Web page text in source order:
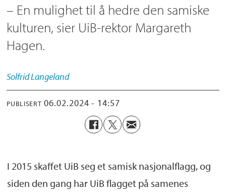
– En mulighet til å hedre den samiske
kulturen, sier UiB-rektor Margareth
Hagen.
SolfridLangeland
PUBLISERT 06.02.2024 - 14:57
I 2015 skaffet UiB seg et samisk nasjonalflagg, og
siden den gang har UiB flagget på samenes